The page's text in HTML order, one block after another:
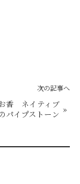
次の記事へ
香 ネイティブ
パイプストーン »